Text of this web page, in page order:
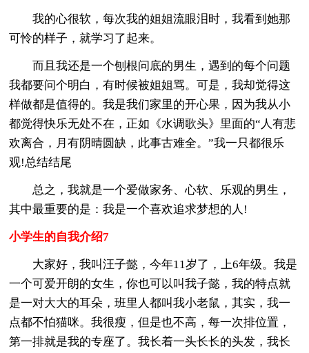
我的心很软，每次我的姐姐流眼泪时，我看到她那
可怜的样子，就学习了起来。
而且我还是一个刨根问底的男生，遇到的每个问题
我都要问个明白，有时候被姐姐骂。可是，我却觉得这
样做都是值得的。我是我们家里的开心果，因为我从小
都觉得快乐无处不在，正如《水调歌头》里面的“人有悲
欢离合，月有阴晴圆缺，此事古难全。”我一只都很乐
观!总结结尾
总之，我就是一个爱做家务、心软、乐观的男生，
其中最重要的是：我是一个喜欢追求梦想的人!
小学生的自我介绍7
大家好，我叫汪子懿，今年11岁了，上6年级。我是
一个可爱开朗的女生，你也可以叫我子懿，我的特点就
是一对大大的耳朵，班里人都叫我小老鼠，其实，我一
点都不怕猫咪。我很瘦，但是也不高，每一次排位置，
第一排就是我的专座了。我长着一头长长的头发，我长